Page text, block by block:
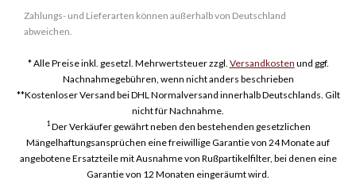
Zahlungs- und Lieferarten können außerhalb von Deutschland
abweichen.
* Alle Preise inkl. gesetzl. Mehrwertsteuer zzgl. Versandkosten und ggf.
Nachnahmegebühren, wenn nicht anders beschrieben
**Kostenloser Versand bei DHL Normalversand innerhalb Deutschlands. Gilt
nicht für Nachnahme.
1Der Verkäufer gewährt neben den bestehenden gesetzlichen
Mängelhaftungsansprüchen eine freiwillige Garantie von 24 Monate auf
angebotene Ersatzteile mit Ausnahme von Rußpartikelfilter, bei denen eine
Garantie von 12 Monaten eingeräumt wird.